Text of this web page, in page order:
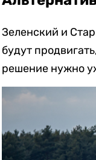
Зеленский и
будут
решение нужно